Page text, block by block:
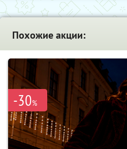
Похожие акции:
-30%